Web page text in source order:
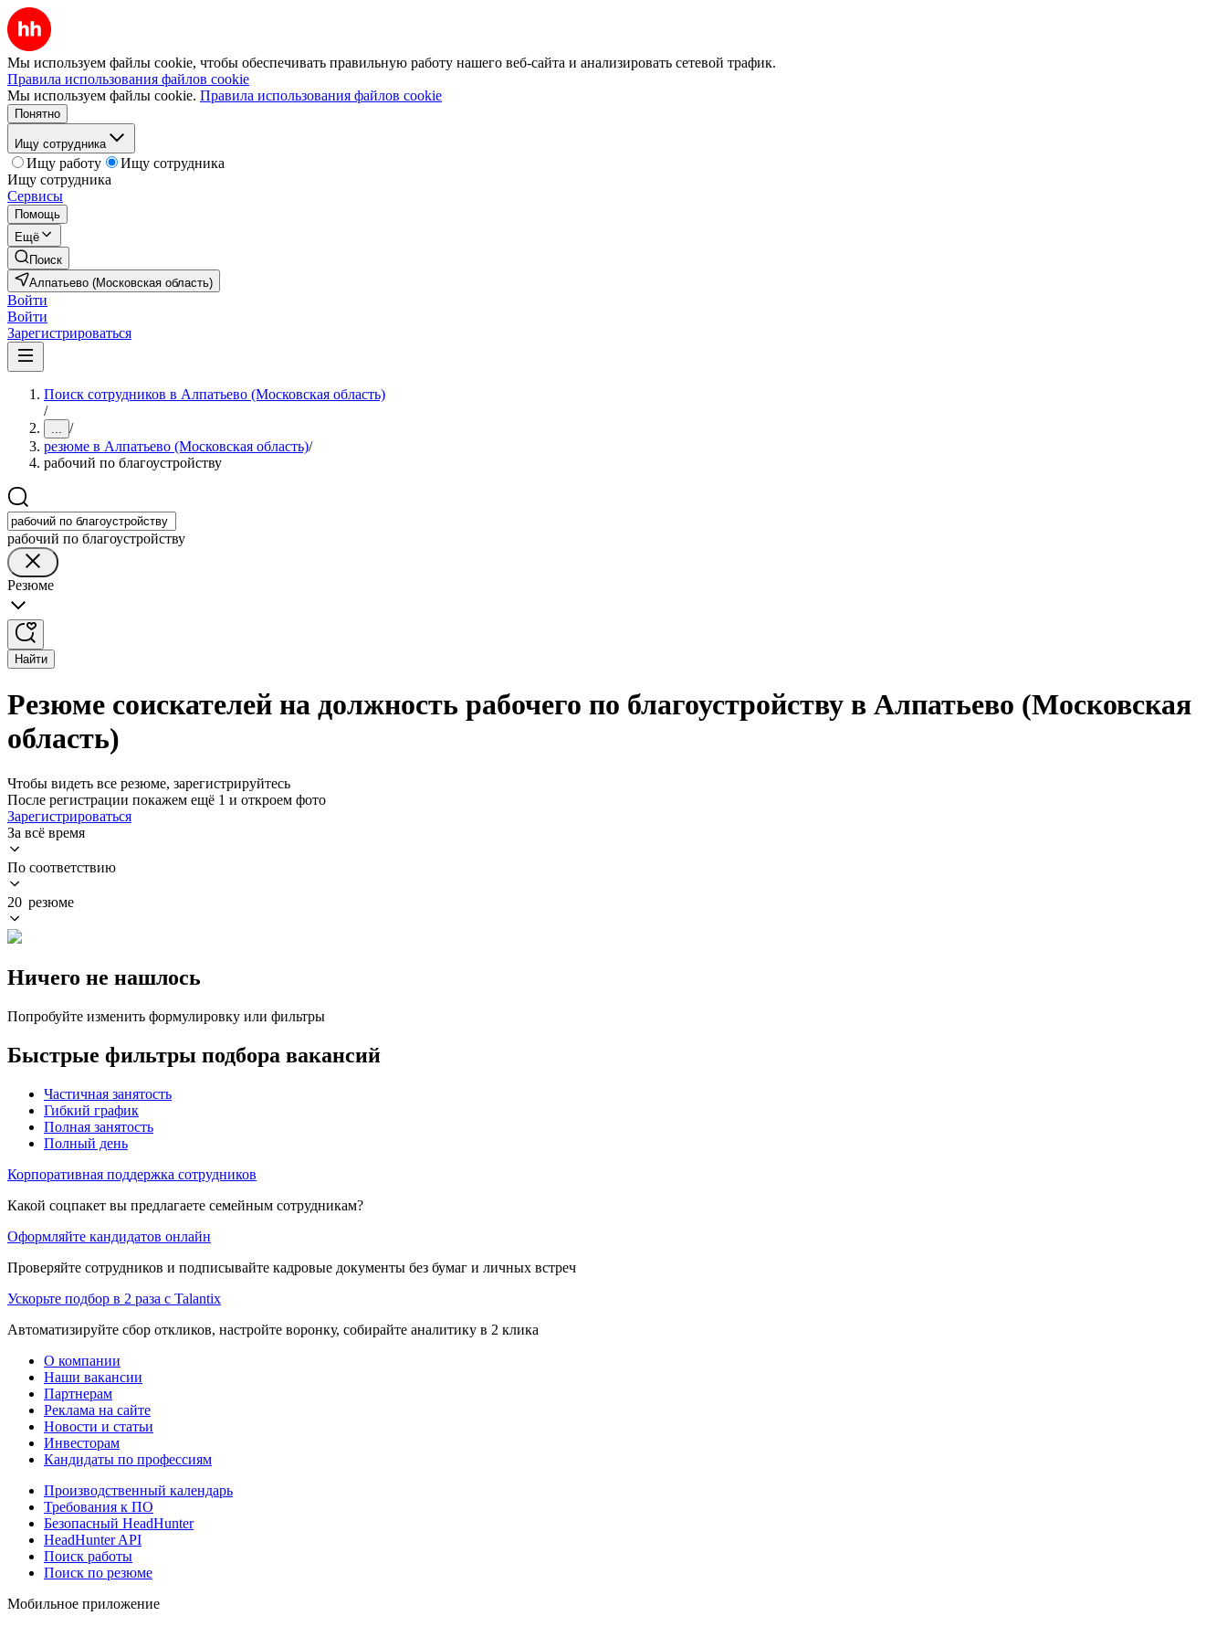
Мы используем файлы cookie, чтобы обеспечивать правильную работу нашего веб-сайта и анализировать сетевой трафик.
Правила использования файлов cookie
Мы используем файлы cookie. Правила использования файлов cookie
Понятно
Ищу сотрудника
Ищу работу
Ищу сотрудника
Ищу сотрудника
Сервисы
Помощь
Ещё
Поиск
Алпатьево (Московская область)
Войти
Войти
Зарегистрироваться
Поиск сотрудников в Алпатьево (Московская область)
/
... /
резюме в Алпатьево (Московская область)/
рабочий по благоустройству
рабочий по благоустройству
Резюме
Найти
Резюме соискателей на должность рабочего по благоустройству в Алпатьево (Московская
область)
Чтобы видеть все резюме, зарегистрируйтесь
После регистрации покажем ещё 1 и откроем фото
Зарегистрироваться
За всё время
По соответствию
20 резюме
Ничего не нашлось
Попробуйте изменить формулировку или фильтры
Быстрые фильтры подбора вакансий
Частичная занятость
Гибкий график
Полная занятость
Полный день
Корпоративная поддержка сотрудников
Какой соцпакет вы предлагаете семейным сотрудникам?
Оформляйте кандидатов онлайн
Проверяйте сотрудников и подписывайте кадровые документы без бумаг и личных встреч
Ускорьте подбор в 2 раза с Talantix
Автоматизируйте сбор откликов, настройте воронку, собирайте аналитику в 2 клика
О компании
Наши вакансии
Партнерам
Реклама на сайте
Новости и статьи
Инвесторам
Кандидаты по профессиям
Производственный календарь
Требования к ПО
Безопасный HeadHunter
HeadHunter API
Поиск работы
Поиск по резюме
Мобильное приложение